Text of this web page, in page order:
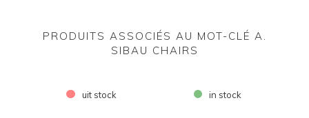
PRODUITS ASSOCIÉS AU MOT-CLÉ A.
SIBAU CHAIRS
uit stock in stock